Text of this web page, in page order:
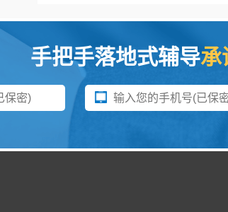
手把手落地式辅导承